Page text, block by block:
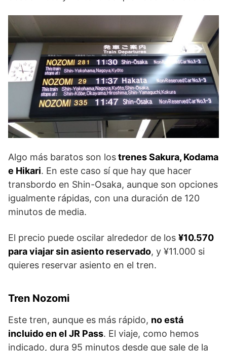
Algo más baratos son lostrenes Sakura, Kodama
e Hikari. En este caso sí que hay que hacer
transbordo en Shin-Osaka, aunque son opciones
igualmente rápidas, con una duración de 120
minutos de media.
El precio puede oscilar alrededor de los ¥10.570
para viajar sin asiento reservado, y ¥11.000 si
quieres reservar asiento en el tren.
Tren Nozomi
Este tren, aunque es más rápido, no está
incluido en el JR Pass. El viaje, como hemos
indicado, dura 95 minutos desde que sale de la